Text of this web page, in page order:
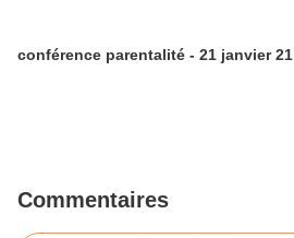
conférence parentalité - 21 janvier 21
Commentaires